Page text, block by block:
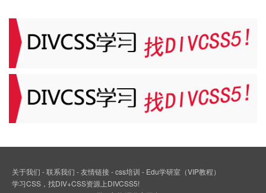
关于我们 -联系我们 -友情链接-css培训 - Edu学研室（VIP教程）
学习CSS ，找DIV+CSS资源上DIVCSS5!